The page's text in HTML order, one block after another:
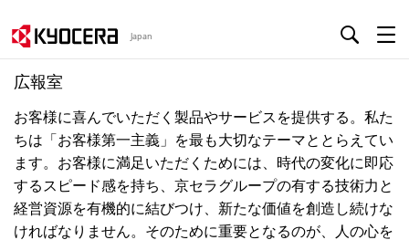
Japan
広報室
お客様に喜んでいただく製品やサービスを提供する。私た
ちは「お客様第一主義」を最も大切なテーマととらえてい
ます。お客様に満足いただくためには、時代の変化に即応
するスピード感を持ち、京セラグループの有する技術力と
経営資源を有機的に結びつけ、新たな価値を創造し続けな
ければなりません。そのために重要となるのが、人の心を